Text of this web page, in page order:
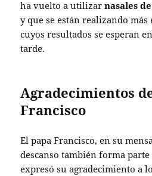
ha vuelto a utilizarnasales
y que se están realizando más
cuyos resultados se esperan
tarde.
Agradecimientos
Francisco
El papa Francisco, en su
descanso también forma
expresó su agradecimiento a